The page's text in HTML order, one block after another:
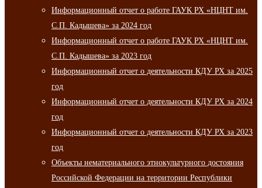
Информационный отчет о работе ГАУК РХ «НЦНТ им.
С.П. Кадышева» за 2024 год
Информационный отчет о работе ГАУК РХ «НЦНТ им.
С.П. Кадышева» за 2023 год
Информационный отчет о деятельности КДУ РХ за 2025
год
Информационный отчет о деятельности КДУ РХ за 2024
год
Информационный отчет о деятельности КДУ РХ за 2023
год
Объекты нематериального этнокультурного достояния
Российской Федерации на территории Республики